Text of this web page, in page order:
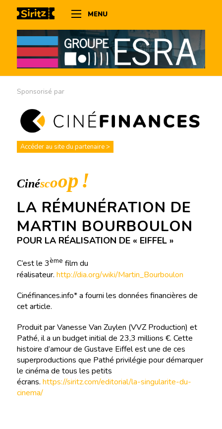
MENU
Sponsorisé par
Accéder au site du partenaire >
LA RÉMUNÉRATION DE
MARTIN BOURBOULON
POUR LA RÉALISATION DE « EIFFEL »
C’est le 3ème film du
réalisateur. http://dia.org/wiki/Martin_Bourboulon
Cinéfinances.info* a fourni les données financières de
cet article.
Produit par Vanesse Van Zuylen (VVZ Production) et
Pathé, il a un budget initial de 23,3 millions €. Cette
histoire d’amour de Gustave Eiffel est une de ces
superproductions que Pathé privilégie pour démarquer
le cinéma de tous les petits
écrans. https://siritz.com/editorial/la-singularite-du-
cinema/